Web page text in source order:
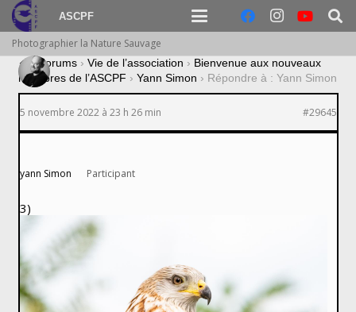
ASCPF
Photographier la Nature Sauvage
› Forums › Vie de l’association › Bienvenue aux nouveaux
membres de l’ASCPF › Yann Simon › Répondre à : Yann Simon
5 novembre 2022 à 23 h 26 min #29645
yann Simon Participant
3)